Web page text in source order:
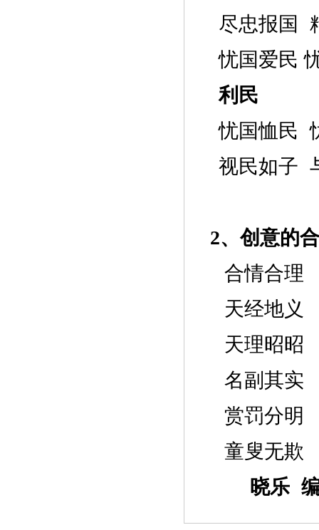
尽忠报国
忧国爱民
利民
忧国恤民
视民如子
2、创意的
合情合理
天经地义
天理昭昭
名副其实
赏罚分明
童叟无欺
晓乐